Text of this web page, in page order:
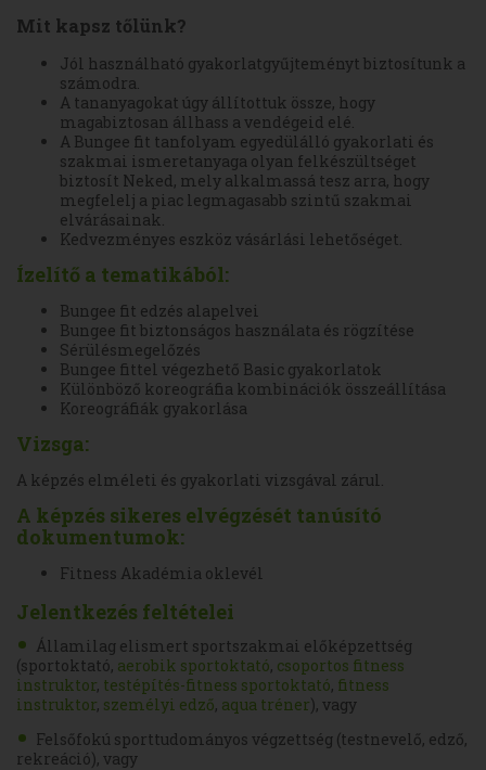
Mit kapsz tőlünk?
Jól használható gyakorlatgyűjteményt biztosítunk a
számodra.
A tananyagokat úgy állítottuk össze, hogy
magabiztosan állhass a vendégeid elé.
A Bungee fit tanfolyam egyedülálló gyakorlati és
szakmai ismeretanyaga olyan felkészültséget
biztosít Neked, mely alkalmassá tesz arra, hogy
megfelelj a piac legmagasabb szintű szakmai
elvárásainak.
Kedvezményes eszköz vásárlási lehetőséget.
Ízelítő a tematikából:
Bungee fit edzés alapelvei
Bungee fit biztonságos használata és rögzítése
Sérülésmegelőzés
Bungee fittel végezhető Basic gyakorlatok
Különböző koreográfia kombinációk összeállítása
Koreográfiák gyakorlása
Vizsga:
A képzés elméleti és gyakorlati vizsgával zárul.
A képzés sikeres elvégzését tanúsító
dokumentumok:
Fitness Akadémia oklevél
Jelentkezés feltételei
Államilag elismert sportszakmai előképzettség
(sportoktató, aerobik sportoktató, csoportos fitness
instruktor, testépítés-fitness sportoktató, fitness
instruktor, személyi edző, aqua tréner), vagy
Felsőfokú sporttudományos végzettség (testnevelő, edző,
rekreáció), vagy